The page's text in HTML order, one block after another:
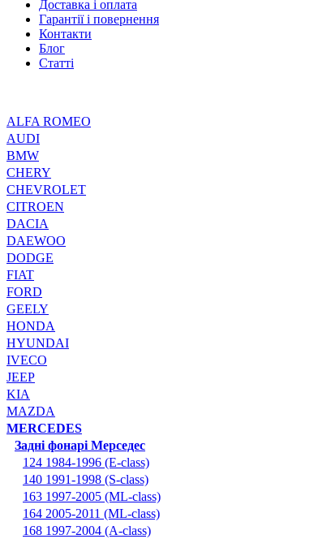
Доставка і оплата
Гарантії і повернення
Контакти
Блог
Статті
ALFA ROMEO
AUDI
BMW
CHERY
CHEVROLET
CITROEN
DACIA
DAEWOO
DODGE
FIAT
FORD
GEELY
HONDA
HYUNDAI
IVECO
JEEP
KIA
MAZDA
MERCEDES
Задні фонарі Мерседес
124 1984-1996 (E-class)
140 1991-1998 (S-class)
163 1997-2005 (ML-class)
164 2005-2011 (ML-class)
168 1997-2004 (A-class)